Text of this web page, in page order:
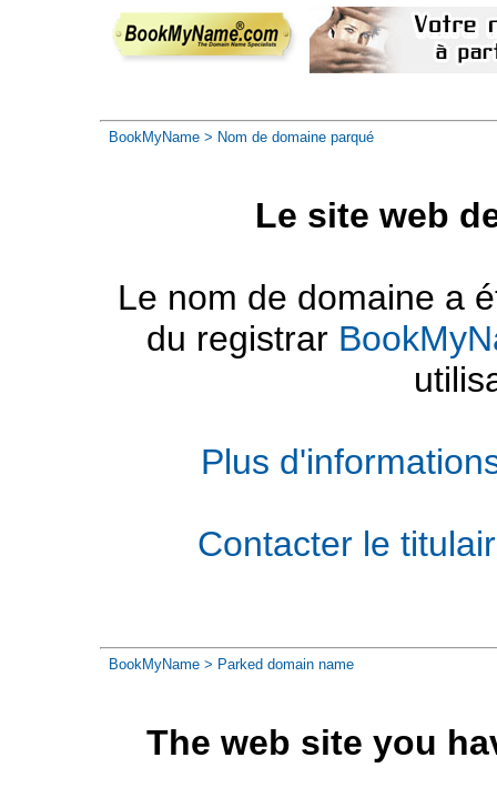
BookMyName > Nom de domaine parqué
Le site web
Le nom de domaine a
du registrar
Plus
Contacter le
BookMyName > Parked domain name
The web site you